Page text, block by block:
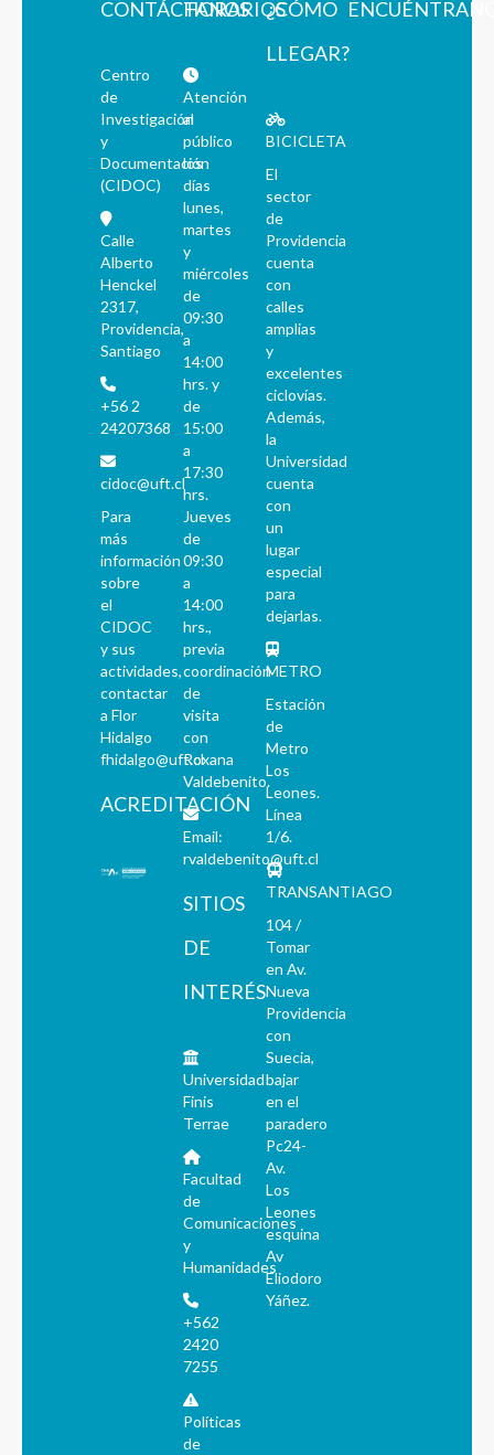
CONTÁCTANOS
Centro
de
Investigación
y
Documentación
(CIDOC)
Calle
Alberto
Henckel
2317,
Providencia,
Santiago
+56 2
24207368
cidoc@uft.cl
Para
más
información
sobre
el
CIDOC
y sus
actividades,
contactar
a Flor
Hidalgo
fhidalgo@uft.cl
ACREDITACIÓN
HORARIOS
Atención
al
público
los
días
lunes,
martes
y
miércoles
de
09:30
a
14:00
hrs. y
de
15:00
a
17:30
hrs.
Jueves
de
09:30
a
14:00
hrs.,
previa
coordinación
de
visita
con
Roxana
Valdebenito.
Email:
rvaldebenito@uft.cl
SITIOS
DE
INTERÉS
Universidad
Finis
Terrae
Facultad
de
Comunicaciones
y
Humanidades
+562
2420
7255
Políticas
de
¿CÓMO
LLEGAR?
BICICLETA
El
sector
de
Providencia
cuenta
con
calles
amplias
y
excelentes
ciclovías.
Además,
la
Universidad
cuenta
con
un
lugar
especial
para
dejarlas.
METRO
Estación
de
Metro
Los
Leones.
Línea
1/6.
TRANSANTIAGO
104 /
Tomar
en Av.
Nueva
Providencia
con
Suecia,
bajar
en el
paradero
Pc24-
Av.
Los
Leones
esquina
Av
Eliodoro
Yáñez.